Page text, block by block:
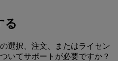
る
選択、注文、またはライセン
いてサポートが必要ですか？